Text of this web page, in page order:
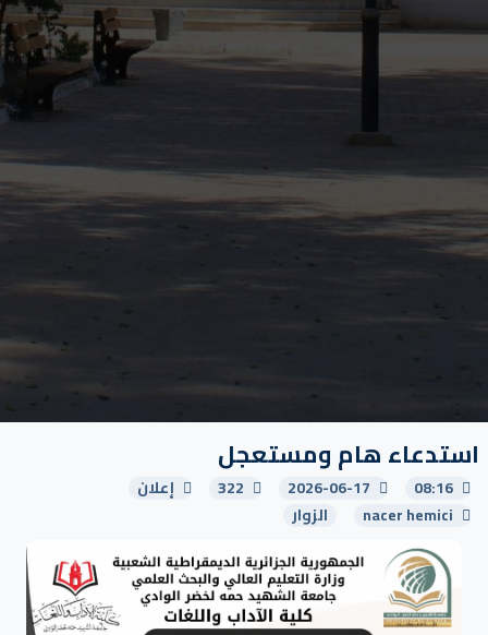
استدعاء هام ومستعجل
08:16
2026-06-17
322
إعلان
nacer hemici
الزوار